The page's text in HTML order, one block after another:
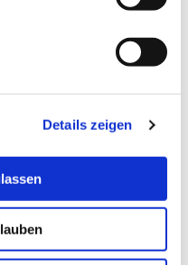
Details zeigen
sind bisher
bekannt geworden.
angewendet werden
Diclofenac oder
dieses
mit